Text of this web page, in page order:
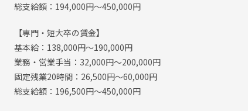
総支給額：194,000円～450,000円
【専門・短大卒の賃金】
基本給：138,000円～190,000円
業務・営業手当：32,000円～200,000円
固定残業20時間：26,500円～60,000円
総支給額：196,500円～450,000円